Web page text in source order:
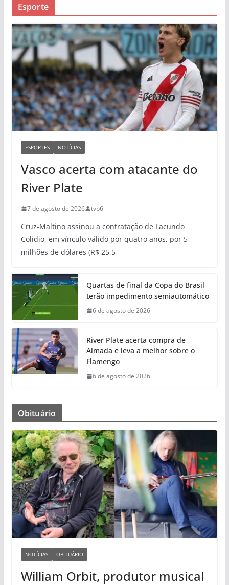
Esporte
ESPORTES NOTÍCIAS
Vasco acerta com atacante do
River Plate
7 de agosto de 2026 tvp6
Cruz-Maltino assinou a contratação de Facundo
Colidio, em vínculo válido por quatro anos, por 5
milhões de dólares (R$ 25,5
Quartas de final da Copa do Brasil
terão impedimento semiautomático
6 de agosto de 2026
River Plate acerta compra de
Almada e leva a melhor sobre o
Flamengo
6 de agosto de 2026
Obituário
NOTÍCIAS OBITUÁRIO
William Orbit, produtor musical